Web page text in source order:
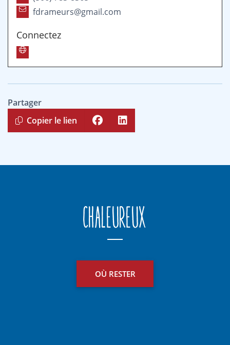
fdrameurs@gmail.com
Connectez
Partager
Copier le lien
Chaleureux
OÙ RESTER